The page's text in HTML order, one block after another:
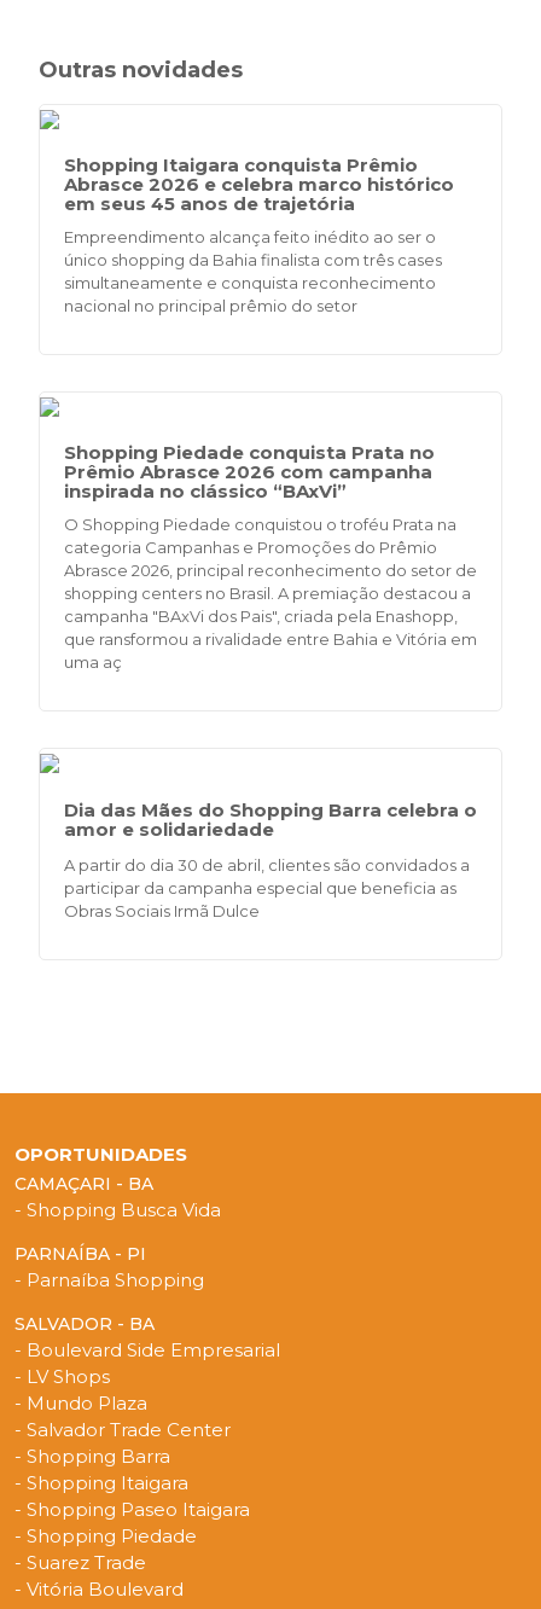
Outras novidades
Shopping Itaigara conquista Prêmio
Abrasce 2026 e celebra marco histórico
em seus 45 anos de trajetória
Empreendimento alcança feito inédito ao ser o
único shopping da Bahia finalista com três cases
simultaneamente e conquista reconhecimento
nacional no principal prêmio do setor
Shopping Piedade conquista Prata no
Prêmio Abrasce 2026 com campanha
inspirada no clássico “BAxVi”
O Shopping Piedade conquistou o troféu Prata na
categoria Campanhas e Promoções do Prêmio
Abrasce 2026, principal reconhecimento do setor de
shopping centers no Brasil. A premiação destacou a
campanha "BAxVi dos Pais", criada pela Enashopp,
que ransformou a rivalidade entre Bahia e Vitória em
uma aç
Dia das Mães do Shopping Barra celebra o
amor e solidariedade
A partir do dia 30 de abril, clientes são convidados a
participar da campanha especial que beneficia as
Obras Sociais Irmã Dulce
OPORTUNIDADES
CAMAÇARI - BA
- Shopping Busca Vida
PARNAÍBA - PI
- Parnaíba Shopping
SALVADOR - BA
- Boulevard Side Empresarial
- LV Shops
- Mundo Plaza
- Salvador Trade Center
- Shopping Barra
- Shopping Itaigara
- Shopping Paseo Itaigara
- Shopping Piedade
- Suarez Trade
- Vitória Boulevard